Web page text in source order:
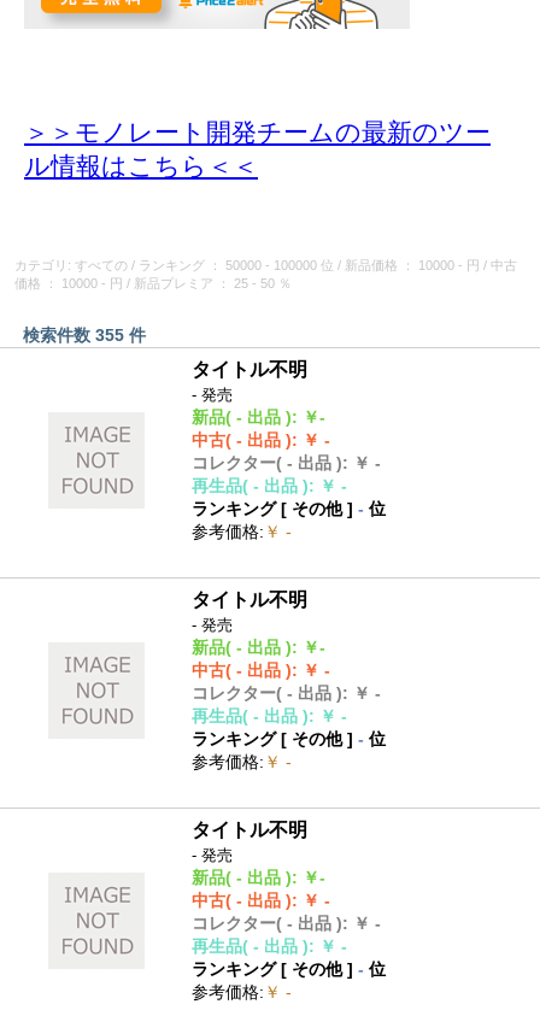
＞＞モノレート開発チームの最新のツー
ル情報はこちら＜＜
カテゴリ: すべての / ランキング ： 50000 - 100000 位 / 新品価格 ： 10000 - 円 / 中古
価格
： 10000 - 円 / 新品プレミア ： 25 - 50 ％
検索件数 355 件
タイトル不明
- 発売
新品( - 出品 ): ￥-
中古( - 出品 ): ￥ -
コレクター( - 出品 ): ￥ -
再生品( - 出品 ): ￥ -
ランキング [ その他]- 位
参考価格: ￥ -
タイトル不明
- 発売
新品( - 出品 ): ￥-
中古( - 出品 ): ￥ -
コレクター( - 出品 ): ￥ -
再生品( - 出品 ): ￥ -
ランキング [ その他]- 位
参考価格: ￥ -
タイトル不明
- 発売
新品( - 出品 ): ￥-
中古( - 出品 ): ￥ -
コレクター( - 出品 ): ￥ -
再生品( - 出品 ): ￥ -
ランキング [ その他]- 位
参考価格: ￥ -